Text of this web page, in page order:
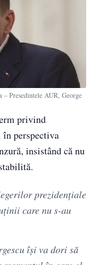
– Presedintele AUR, George
privind
perspectiva
insistând că nu
prezidențiale
care nu s-au
își va dori să